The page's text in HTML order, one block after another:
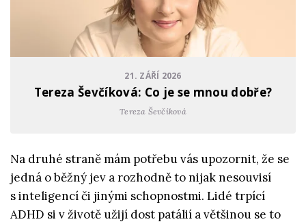
21. ZÁŘÍ 2026
Tereza Ševčíková: Co je se mnou dobře?
Tereza Ševčíková
Na druhé straně mám potřebu vás upozornit, že se
jedná o běžný jev a rozhodně to nijak nesouvisí
s inteligencí či jinými schopnostmi. Lidé trpící
ADHD si v životě užijí dost patálií a většinou se to